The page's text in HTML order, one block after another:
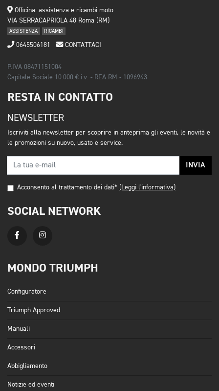
Officina: assistenza e ricambi moto
VIA SERRACAPRIOLA 48 Roma (RM)
ASSISTENZA RICAMBI
0645506181 CONTATTACI
P.IVA 08471151004
Capitale Sociale 10.000 € i.v. - REA RM - 1096943
RESTA IN CONTATTO
NEWSLETTER
Iscriviti alla newsletter per scoprire in anteprima gli eventi, le novità e
le promozioni su nuovo, usato e service.
INVIA
Acconsento al trattamento dei dati* (Leggi l'informativa)
SOCIAL NETWORK
MONDO TRIUMPH
Configuratore
Triumph Approved
Manuali
Accessori
Abbigliamento
Notizie ed eventi